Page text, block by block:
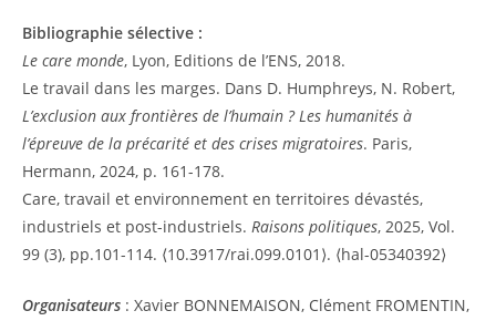
Bibliographie sélective :
Le care monde, Lyon, Editions de l’ENS, 2018.
Le travail dans les marges. Dans D. Humphreys, N. Robert,
L’exclusion aux frontières de l’humain ? Les humanités à
l’épreuve de la précarité et des crises migratoires. Paris,
Hermann, 2024, p. 161-178.
Care, travail et environnement en territoires dévastés,
industriels et post-industriels. Raisons politiques, 2025, Vol.
99 (3), pp.101-114. ⟨10.3917/rai.099.0101⟩. ⟨hal-05340392⟩
Organisateurs : Xavier BONNEMAISON, Clément FROMENTIN,